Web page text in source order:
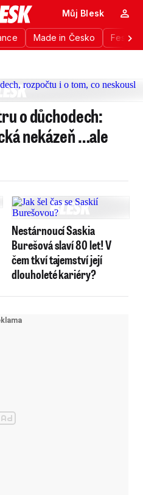
Made in Česko
Můj Blesk
o důchodech:
nekázeň …ale
Nestárnoucí Saskia
Burešová slaví 80 let! V
čem tkví tajemství její
dlouholeté kariéry?